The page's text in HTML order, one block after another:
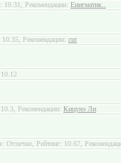
Рекомендации: Енигматик..
Рекомендации: cut
Рекомендации: Кицунэ Ли
Рейтинг: 10.67,